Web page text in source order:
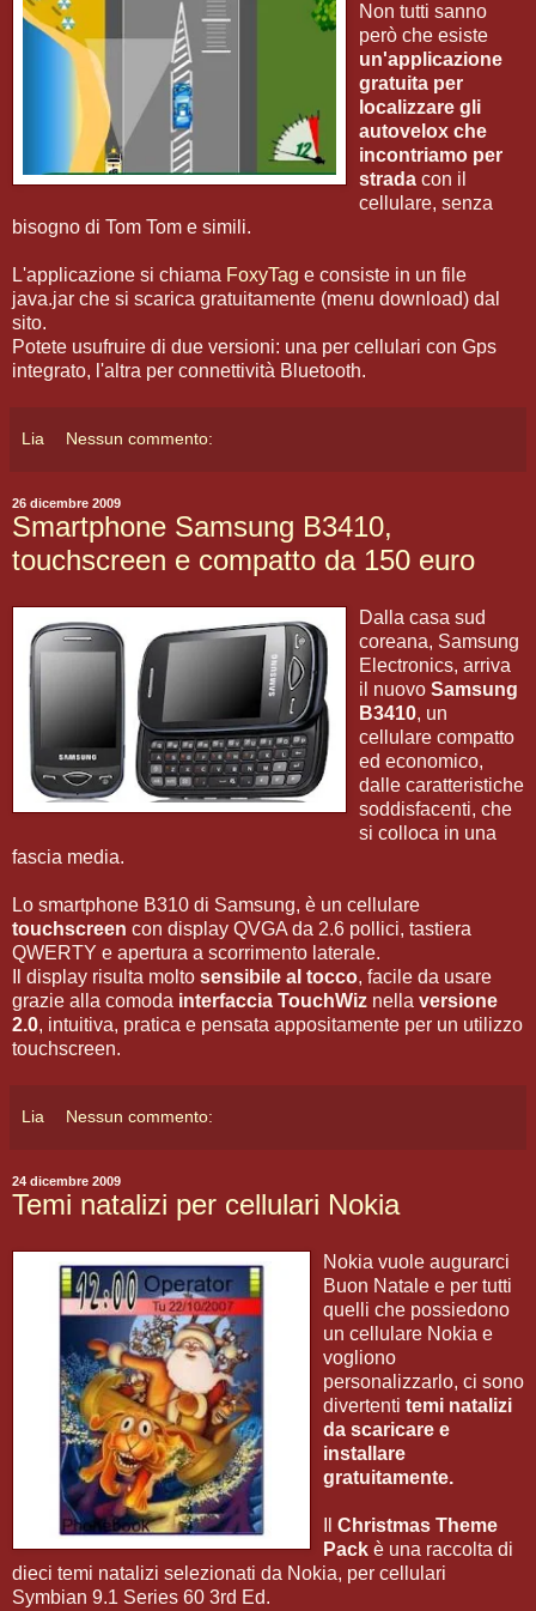
Non tutti sanno
però che esiste
un'applicazione
gratuita per
localizzare gli
autovelox che
incontriamo per
strada con il
cellulare, senza
bisogno di Tom Tom e simili.
L'applicazione si chiama FoxyTag e consiste in un file
java.jar che si scarica gratuitamente (menu download) dal
sito.
Potete usufruire di due versioni: una per cellulari con Gps
integrato, l'altra per connettività Bluetooth.
Lia Nessun commento:
26 dicembre 2009
Smartphone Samsung B3410,
touchscreen e compatto da 150 euro
Dalla casa sud
coreana, Samsung
Electronics, arriva
il nuovo Samsung
B3410, un
cellulare compatto
ed economico,
dalle caratteristiche
soddisfacenti, che
si colloca in una
fascia media.
Lo smartphone B310 di Samsung, è un cellulare
touchscreen con display QVGA da 2.6 pollici, tastiera
QWERTY e apertura a scorrimento laterale.
Il display risulta molto sensibile al tocco, facile da usare
grazie alla comoda interfaccia TouchWiz nella versione
2.0, intuitiva, pratica e pensata appositamente per un utilizzo
touchscreen.
Lia Nessun commento:
24 dicembre 2009
Temi natalizi per cellulari Nokia
Nokia vuole augurarci
Buon Natale e per tutti
quelli che possiedono
un cellulare Nokia e
vogliono
personalizzarlo, ci sono
divertenti temi natalizi
da scaricare e
installare
gratuitamente.
Christmas Theme
Pack è una raccolta di
dieci temi natalizi selezionati da Nokia, per cellulari
Symbian 9.1 Series 60 3rd Ed.